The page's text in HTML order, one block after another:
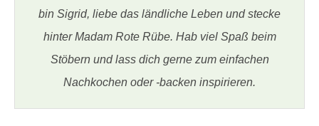
bin Sigrid, liebe das ländliche Leben und stecke
hinter Madam Rote Rübe. Hab viel Spaß beim
Stöbern und lass dich gerne zum einfachen
Nachkochen oder -backen inspirieren.